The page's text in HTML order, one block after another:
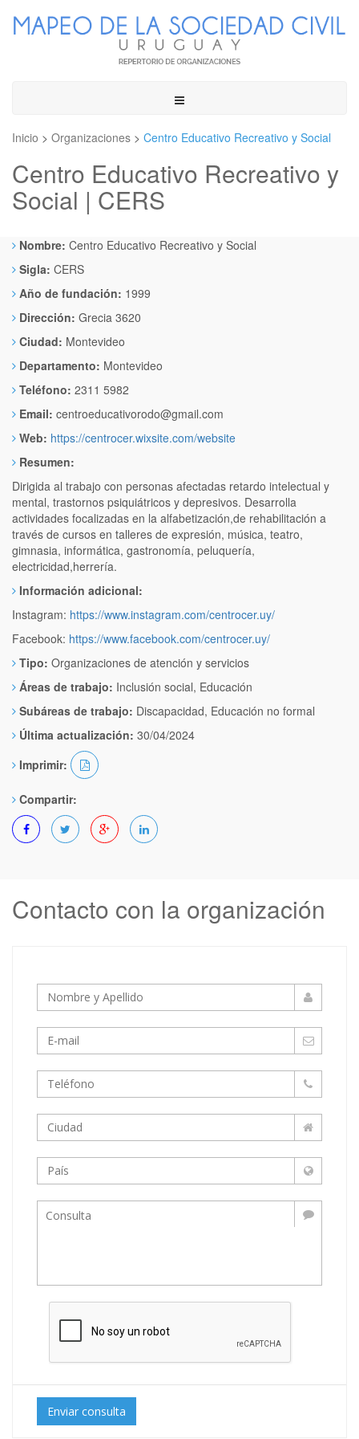
Toggle
Inicio > Organizaciones > Centro Educativo Recreativo y Social
Centro Educativo Recreativo y
Social | CERS
Nombre: Centro Educativo Recreativo y Social
Sigla: CERS
Año de fundación: 1999
Dirección: Grecia 3620
Ciudad: Montevideo
Departamento: Montevideo
Teléfono: 2311 5982
Email: centroeducativorodo@gmail.com
Web: https://centrocer.wixsite.com/website
Resumen:
Dirigida al trabajo con personas afectadas retardo intelectual y
mental, trastornos psiquiátricos y depresivos. Desarrolla
actividades focalizadas en la alfabetización,de rehabilitación a
través de cursos en talleres de expresión, música, teatro,
gimnasia, informática, gastronomía, peluquería,
electricidad,herrería.
Información adicional:
Instagram: https://www.instagram.com/centrocer.uy/
Facebook: https://www.facebook.com/centrocer.uy/
Tipo: Organizaciones de atención y servicios
Áreas de trabajo: Inclusión social, Educación
Subáreas de trabajo: Discapacidad, Educación no formal
Última actualización: 30/04/2024
Imprimir:
Compartir:
Contacto con la organización
Enviar consulta